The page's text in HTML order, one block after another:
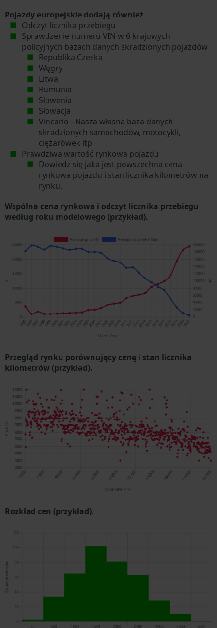
Pojazdy europejskie dodają również
Odczyt licznika przebiegu
Sprawdzenie numeru VIN w 6 krajowych
policyjnych bazach danych skradzionych pojazdów
Republika Czeska
Węgry
Litwa
Rumunia
Słowenia
Słowacja
Vincario - Nasza własna baza danych
skradzionych samochodów, motocykli,
ciężarówek itp.
Prawdziwa wartość rynkowa pojazdu
Dowiedz się jaka jest powszechna cena
rynkowa pojazdu i stan licznika kilometrów na
rynku.
Wspólna cena rynkowa i odczyt licznika przebiegu
według roku modelowego (przykład).
Przegląd rynku porównujący cenę i stan licznika
kilometrów (przykład).
Rozkład cen (przykład).